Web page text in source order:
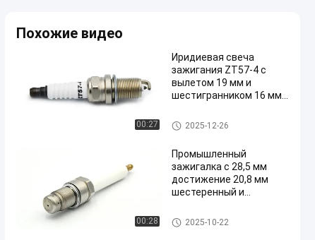
Похожие видео
00:27
Иридиевая свеча
зажигания ZT57-4 с
вылетом 19 мм и
шестигранником 16 мм
FR3KII332
Свеча зажигания генератора
2025-12-26
00:28
Промышленный
зажигалка с 28,5 мм
достижение 20,8 мм
шестеренный и
газовых двигателей
Свеча зажигания генератора
2025-10-22